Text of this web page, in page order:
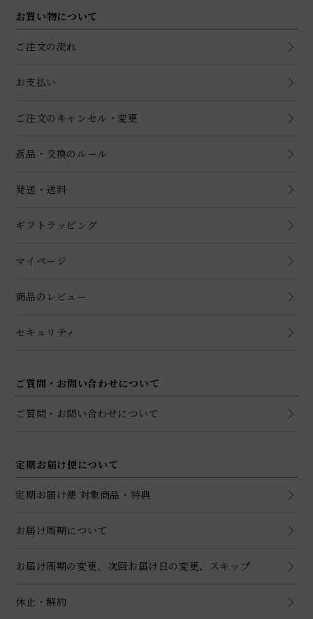
お買い物について
ご注文の流れ
お支払い
ご注文のキャンセル・変更
返品・交換のルール
発送・送料
ギフトラッピング
マイページ
商品のレビュー
セキュリティ
ご質問・お問い合わせについて
ご質問・お問い合わせについて
定期お届け便について
定期お届け便 対象商品・特典
お届け周期について
お届け周期の変更、次回お届け日の変更、スキップ
休止・解約